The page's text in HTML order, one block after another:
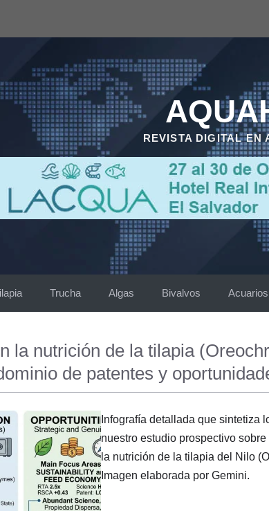
REVISTA DIGITAL EN
Trucha Algas Bivalvos Acuarios
la nutrición de la tilapia
de patentes y
Infografía detallada que sintetiza
nuestro estudio prospectivo
la nutrición de la tilapia del Nilo
Imagen elaborada por Gemini.